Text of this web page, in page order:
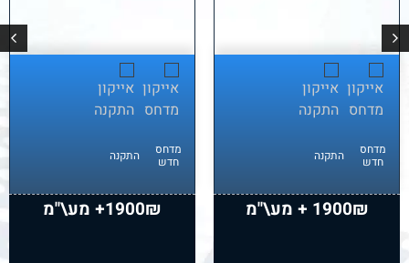
מדחס
חדש התקנה
1900₪ + מע\"מ
מדחס
חדש התקנה
1900₪+ מע\"מ